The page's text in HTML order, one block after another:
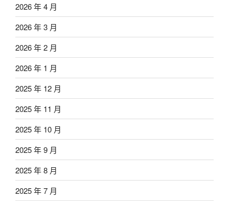
2026 年 4 月
2026 年 3 月
2026 年 2 月
2026 年 1 月
2025 年 12 月
2025 年 11 月
2025 年 10 月
2025 年 9 月
2025 年 8 月
2025 年 7 月